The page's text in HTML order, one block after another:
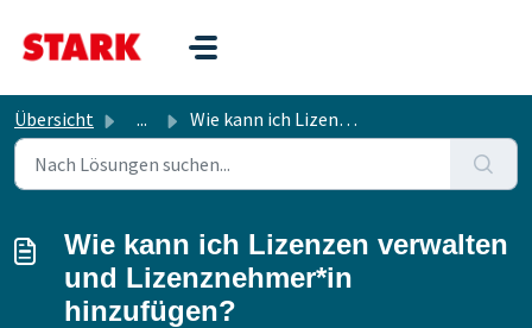
Übersicht ... Wie kann ich Lizenzen verwalten und Lizenznehmer*in hinzu...
Wie kann ich Lizenzen verwalten
und Lizenznehmer*in
hinzufügen?